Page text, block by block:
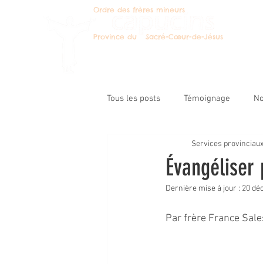
Ordre des frères mineurs
Province du Sacré-Cœur-de-Jésus
Tous les posts Témoignage
Message du ministre prov.
Catégorie non définie
Services provinciaux
Dernière mise à jour : 20
Par frère France